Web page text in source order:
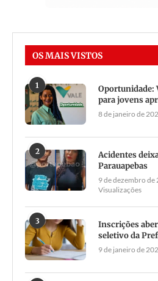
OS MAIS VISTOS
1
Oportunidade:
para jovens
8 de janeiro de
2
Acidentes
Parauapebas
9 de dezembro de
Visualizações
3
Inscrições
seletivo da
9 de janeiro de